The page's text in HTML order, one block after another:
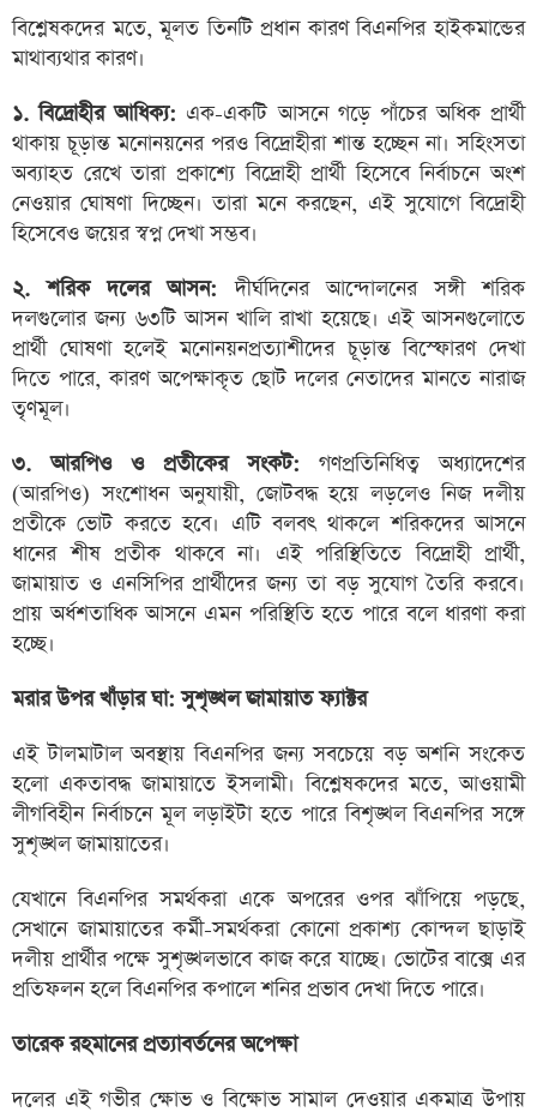
বিশ্লেষকদের মতে, মূলত তিনটি প্রধান কারণ বিএনপির হাইকমান্ডের
মাথাব্যথার কারণ।
১. বিদ্রোহীর আধিক্য: এক-একটি আসনে গড়ে পাঁচের অধিক প্রার্থী
থাকায় চূড়ান্ত মনোনয়নের পরও বিদ্রোহীরা শান্ত হচ্ছেন না। সহিংসতা
অব্যাহত রেখে তারা প্রকাশ্যে বিদ্রোহী প্রার্থী হিসেবে নির্বাচনে অংশ
নেওয়ার ঘোষণা দিচ্ছেন। তারা মনে করছেন, এই সুযোগে বিদ্রোহী
হিসেবেও জয়ের স্বপ্ন দেখা সম্ভব।
২. শরিক দলের আসন: দীর্ঘদিনের আন্দোলনের সঙ্গী শরিক
দলগুলোর জন্য ৬৩টি আসন খালি রাখা হয়েছে। এই আসনগুলোতে
প্রার্থী ঘোষণা হলেই মনোনয়নপ্রত্যাশীদের চূড়ান্ত বিস্ফোরণ দেখা
দিতে পারে, কারণ অপেক্ষাকৃত ছোট দলের নেতাদের মানতে নারাজ
তৃণমূল।
৩. আরপিও ও প্রতীকের সংকট: গণপ্রতিনিধিত্ব অধ্যাদেশের
(আরপিও) সংশোধন অনুযায়ী, জোটবদ্ধ হয়ে লড়লেও নিজ দলীয়
প্রতীকে ভোট করতে হবে। এটি বলবৎ থাকলে শরিকদের আসনে
ধানের শীষ প্রতীক থাকবে না। এই পরিস্থিতিতে বিদ্রোহী প্রার্থী,
জামায়াত ও এনসিপির প্রার্থীদের জন্য তা বড় সুযোগ তৈরি করবে।
প্রায় অর্ধশতাধিক আসনে এমন পরিস্থিতি হতে পারে বলে ধারণা করা
হচ্ছে।
মরার উপর খাঁড়ার ঘা: সুশৃঙ্খল জামায়াত ফ্যাক্টর
এই টালমাটাল অবস্থায় বিএনপির জন্য সবচেয়ে বড় অশনি সংকেত
হলো একতাবদ্ধ জামায়াতে ইসলামী। বিশ্লেষকদের মতে, আওয়ামী
লীগবিহীন নির্বাচনে মূল লড়াইটা হতে পারে বিশৃঙ্খল বিএনপির সঙ্গে
সুশৃঙ্খল জামায়াতের।
যেখানে বিএনপির সমর্থকরা একে অপরের ওপর ঝাঁপিয়ে পড়ছে,
সেখানে জামায়াতের কর্মী-সমর্থকরা কোনো প্রকাশ্য কোন্দল ছাড়াই
দলীয় প্রার্থীর পক্ষে সুশৃঙ্খলভাবে কাজ করে যাচ্ছে। ভোটের বাক্সে এর
প্রতিফলন হলে বিএনপির কপালে শনির প্রভাব দেখা দিতে পারে।
তারেক রহমানের প্রত্যাবর্তনের অপেক্ষা
দলের এই গভীর ক্ষোভ ও বিক্ষোভ সামাল দেওয়ার একমাত্র উপায়